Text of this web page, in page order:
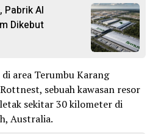
Pabrik AI
Dikebut
area Terumbu Karang
sebuah kawasan resor
sekitar 30 kilometer di
Australia.